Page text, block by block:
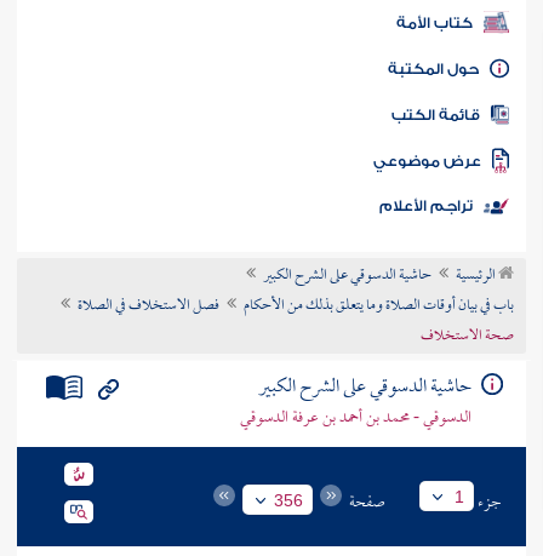
كتب PDF
كتاب الأمة
المكتبة
الكتب
موضوعي
تراجم الأعلام
الرئيسية
حاشية الدسوقي على الشرح الكبير
باب في بيان أوقات الصلاة وما يتعلق بذلك من الأحكام
فصل الاستخلاف في الصلاة
صحة الاستخلاف
حاشية الدسوقي على الشرح الكبير
الدسوقي - محمد بن أحمد بن عرفة الدسوقي
جزء 1 صفحة 356